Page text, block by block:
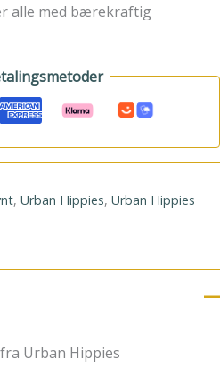
alle med bærekraftig
, Urban Hippies, Urban Hippies
Urban Hippies